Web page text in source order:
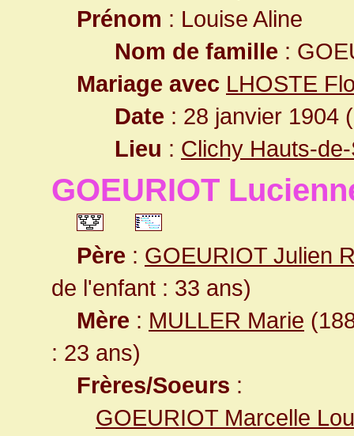
Prénom : Louise Aline
Nom de famille :
Mariage avec LHOSTE
Date : 28 janvier 1904
Lieu : Clichy Hauts-
GOEURIOT
Père : GOEURIOT Julien
de l'enfant : 33 ans)
Mère : MULLER Marie
: 23 ans)
Frères/Soeurs :
GOEURIOT Marcelle